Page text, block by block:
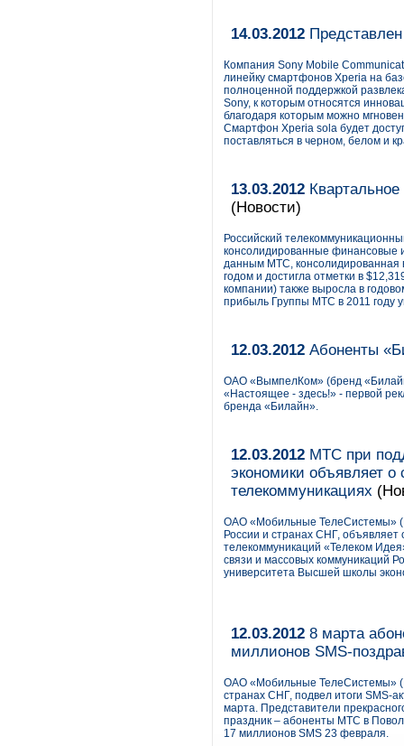
14.03.2012
Компания Sony Mobile
линейку смартфонов Xperia на
полноценной поддержкой
Sony, к которым относятся
благодаря которым можно
Смартфон Xperia sola будет
поставляться в черном, белом и
13.03.2012
(Новости)
Российский
консолидированные финансовые
данным МТС, консолидированная
годом и достигла отметки в
компании) также выросла в
прибыль Группы МТС в 2011 году
12.03.2012 Абоненты
ОАО «ВымпелКом» (бренд
«Настоящее - здесь!» - первой
бренда «Билайн».
12.03.2012 МТС при
экономики объявляет о
телекоммуникациях
ОАО «Мобильные ТелеСистемы»
России и странах СНГ,
телекоммуникаций «Телеком
связи и массовых коммуникаций
университета Высшей школы
12.03.2012 8 марта
миллионов SMS-
ОАО «Мобильные ТелеСистемы»
странах СНГ, подвел итоги SMS-
марта. Представители
праздник – абоненты МТС в
17 миллионов SMS 23 февраля.